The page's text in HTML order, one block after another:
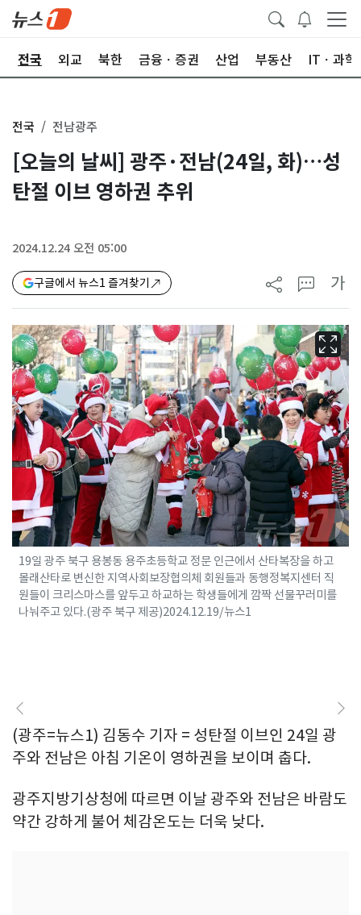
전국 외교 북한 금융ㆍ증권 산업 부동산 ITㆍ과학
전국 전남광주
[오늘의 날씨] 광주·전남(24일, 화)…성
탄절 이브 영하권 추위
2024.12.24 오전 05:00
구글에서 뉴스1 즐겨찾기 가
19일 광주 북구 용봉동 용주초등학교 정문 인근에서 산타복장을 하고
몰래산타로 변신한 지역사회보장협의체 회원들과 동행정복지센터 직
원들이 크리스마스를 앞두고 하교하는 학생들에게 깜짝 선물꾸러미를
나눠주고 있다.(광주 북구 제공)2024.12.19/뉴스1
(광주=뉴스1) 김동수 기자 = 성탄절 이브인 24일 광
주와 전남은 아침 기온이 영하권을 보이며 춥다.
광주지방기상청에 따르면 이날 광주와 전남은 바람도
약간 강하게 불어 체감온도는 더욱 낮다.